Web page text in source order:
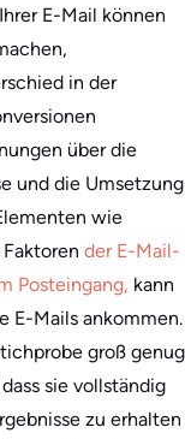
E-Mail können
in der
über die
und die Umsetzung
wie
der E-Mail-
Posteingang, kann
E-Mails ankommen.
groß genug
sie vollständig
zu erhalten